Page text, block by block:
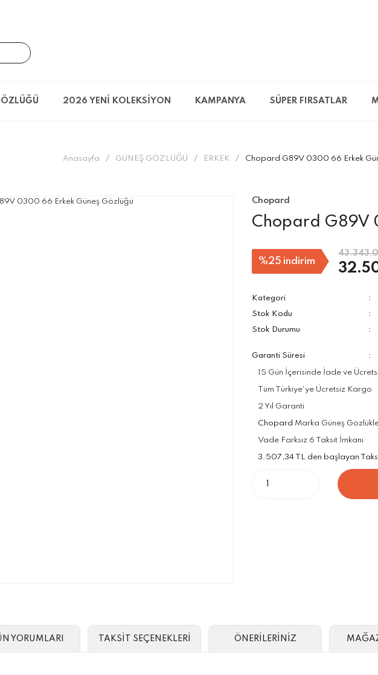
2026 YENİ KOLEKSİYON KAMPANYA SÜPER FIRSATLAR
Anasayfa GÜNEŞ GÖZLÜĞÜ ERKEK Chopard G89V 0300 66 Erkek
Chopard
Chopard G89V
%25 indirim
Kategori
Stok Kodu
Stok Durumu
Garanti Süresi
15 Gün İçerisinde İade ve
Tüm Türkiye'ye Ücretsiz Kargo
2 Yıl Garanti
Chopard Marka Güneş
Vade Farksız 6 Taksit İmkanı
3.507,34 TL den başlayan
YORUMLARI TAKSİT SEÇENEKLERİ ÖNERİLERİNİZ